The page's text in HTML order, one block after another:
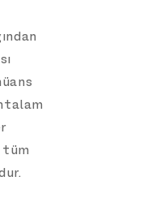
tüm